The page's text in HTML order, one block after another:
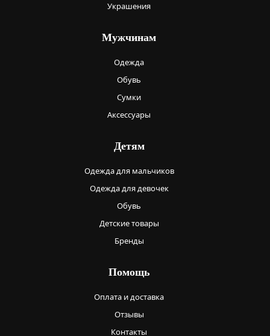
Украшения
Мужчинам
Одежда
Обувь
Сумки
Аксессуары
Детям
Одежда для мальчиков
Одежда для девочек
Обувь
Детские товары
Бренды
Помощь
Оплата и доставка
Отзывы
Контакты